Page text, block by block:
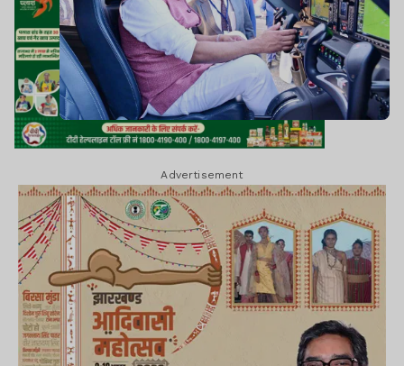
Advertisement